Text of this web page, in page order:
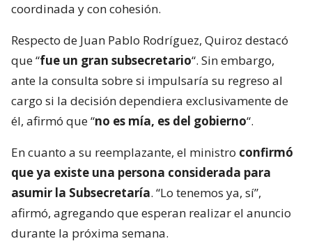
coordinada y con cohesión.
Respecto de Juan Pablo Rodríguez, Quiroz destacó
que “fue un gran subsecretario“. Sin embargo,
ante la consulta sobre si impulsaría su regreso al
cargo si la decisión dependiera exclusivamente de
él, afirmó que “no es mía, es del gobierno“.
En cuanto a su reemplazante, el ministro confirmó
que ya existe una persona considerada para
asumir la Subsecretaría. “Lo tenemos ya, sí”,
afirmó, agregando que esperan realizar el anuncio
durante la próxima semana.